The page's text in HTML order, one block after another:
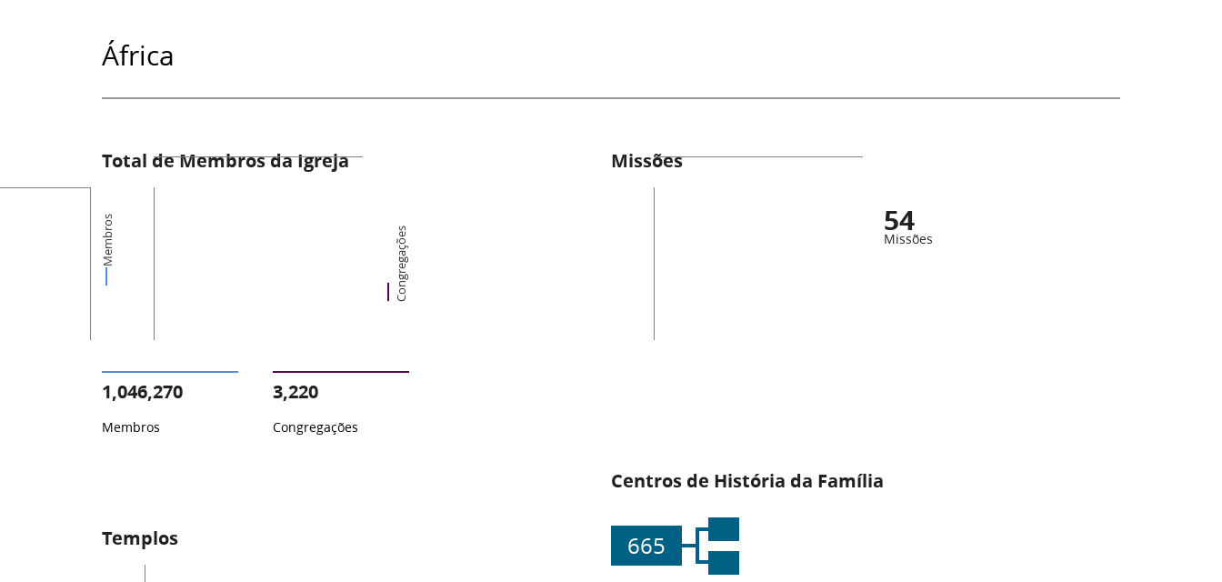
África
Total de Membros da Igreja
Membros Congregações
1,046,270
Membros
3,220
Congregações
Missões
54
Missões
Centros de História da Família
665
Templos